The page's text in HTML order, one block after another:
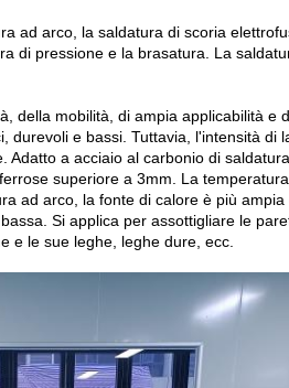
ad arco, la saldatura di scoria
di pressione e la brasatura. La
della mobilità, di ampia applicabilità e
durevoli e bassi. Tuttavia, l'intensità di
a acciaio al carbonio di
superiore a 3mm. La
ad arco, la fonte di calore è più
Si applica per assottigliare le
e le sue leghe, leghe dure, ecc.